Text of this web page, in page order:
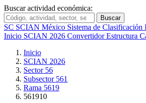
Buscar actividad económica:
Buscar
SC SCIAN México Sistema de Clasificación
Inicio SCIAN 2026 ConvertidorEstructura
Inicio
SCIAN 2026
Sector 56
Subsector 561
Rama 5619
561910